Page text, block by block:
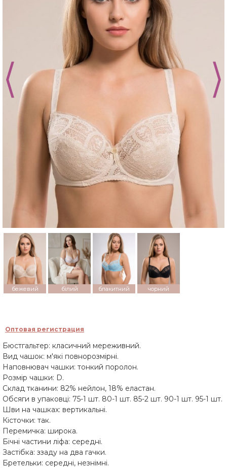
бежевий білий блакитний чорний
Оптовая регистрация
Бюстгальтер: класичний мереживний.
Вид чашок: м'які повнорозмірні.
Наповнювач чашки: тонкий поролон.
Розмір чашки: D.
Склад тканини: 82% нейлон, 18% еластан.
Обсяги в упаковці: 75-1 шт. 80-1 шт. 85-2 шт. 90-1 шт. 95-1 шт.
Шви на чашках: вертикальні.
Кісточки: так.
Перемичка: широка.
Бічні частини ліфа: середні.
Застібка: ззаду на два гачки.
Бретельки: середні, незнімні.